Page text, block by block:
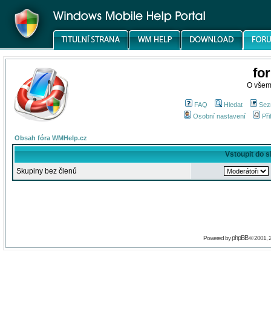
O
FAQ Hledat
Osobní nastavení
Obsah fóra WMHelp.cz
Vstoupit do
Skupiny bez členů
Powered byphpBB© 2001,